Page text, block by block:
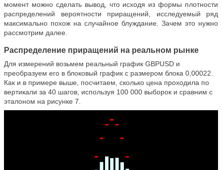
момент можно сделать вывод, что исходя из формы плотности
распределений вероятности приращений, исследуемый ряд
максимально похож на случайное блуждание. Зачем это нужно
рассмотрим далее.
Распределение приращений на реальном рынке
Для измерений возьмем реальный график GBPUSD и
преобразуем его в блоковый график с размером блока 0,00022.
Как и в примере выше, посчитаем, сколько цена проходила по
вертикали за 40 шагов, используя 100 000 выборок и сравним с
эталоном на рисунке 7.